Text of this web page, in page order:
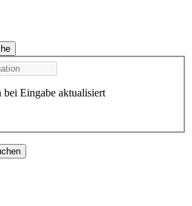
Eingabe aktualisiert